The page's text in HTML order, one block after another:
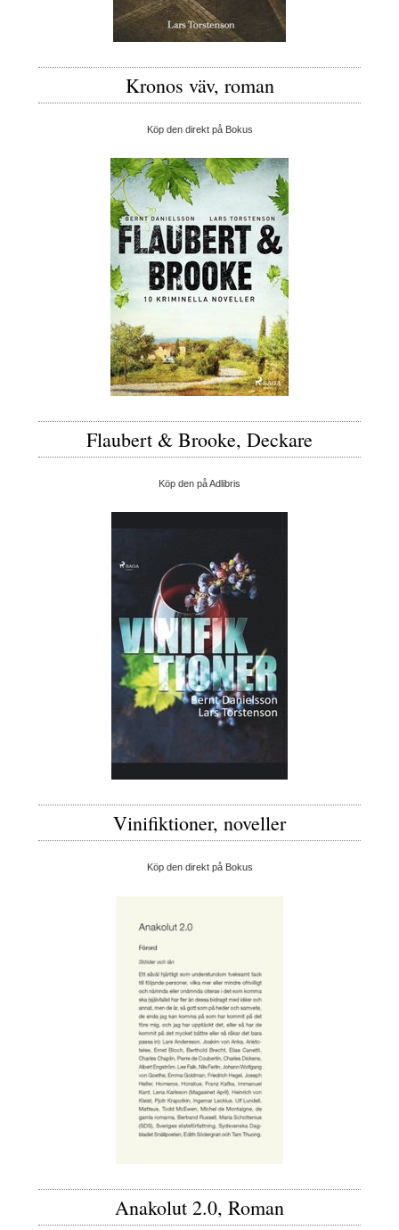
Kronos väv, roman
Köp den direkt på Bokus
Flaubert & Brooke, Deckare
Köp den på Adlibris
Vinifiktioner, noveller
Köp den direkt på Bokus
Anakolut 2.0, Roman